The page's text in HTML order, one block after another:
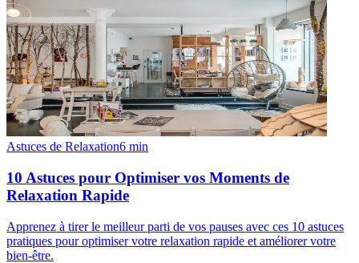
Astuces de Relaxation6 min
10 Astuces pour Optimiser vos Moments de
Relaxation Rapide
Apprenez à tirer le meilleur parti de vos pauses avec ces 10 astuces
pratiques pour optimiser votre relaxation rapide et améliorer votre
bien-être.